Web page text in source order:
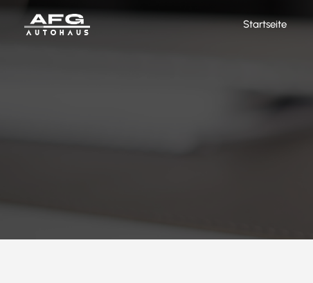
Startseite